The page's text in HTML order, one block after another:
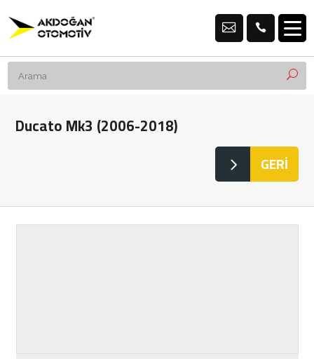
Ducato Mk3 (2006-2018)
GERİ